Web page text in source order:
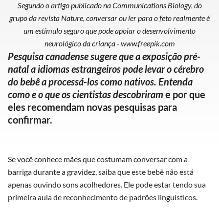
Segundo o artigo publicado na Communications Biology, do
grupo da revista Nature, conversar ou ler para o feto realmente é
um estímulo seguro que pode apoiar o desenvolvimento
neurológico da criança - www.freepik.com
Pesquisa canadense sugere que a exposição pré-
natal a idiomas estrangeiros pode levar o cérebro
do bebê a processá-los como nativos. Entenda
como e o que os cientistas descobriram e por que
eles recomendam novas pesquisas para
confirmar.
Se você conhece mães que costumam conversar com a
barriga durante a gravidez, saiba que este bebê não está
apenas ouvindo sons acolhedores. Ele pode estar tendo sua
primeira aula de reconhecimento de padrões linguísticos.